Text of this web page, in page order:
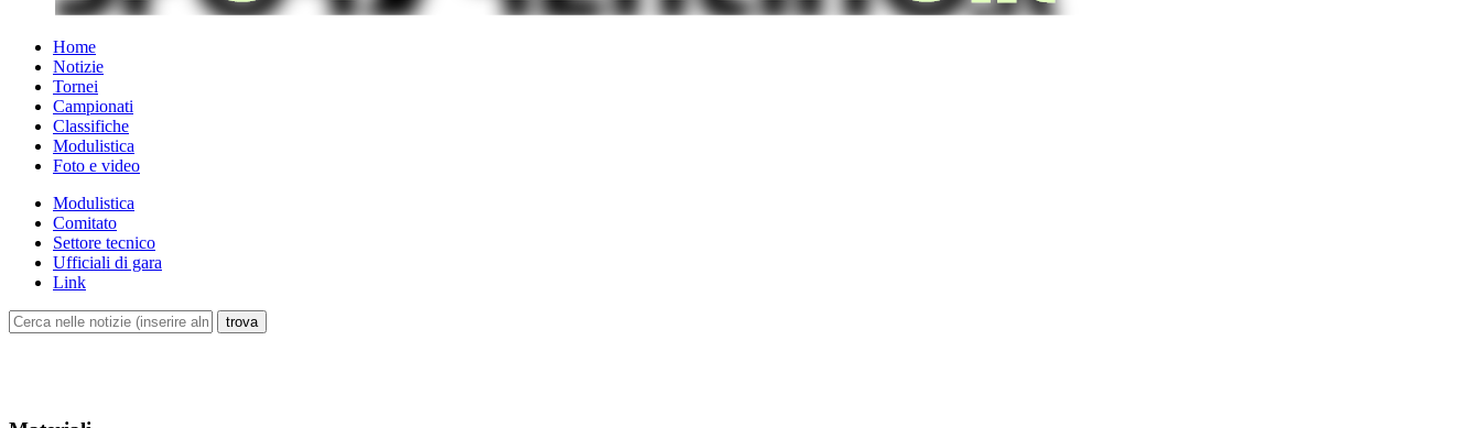
Home
Notizie
Tornei
Campionati
Classifiche
Modulistica
Foto e video
Modulistica
Comitato
Settore tecnico
Ufficiali di gara
Link